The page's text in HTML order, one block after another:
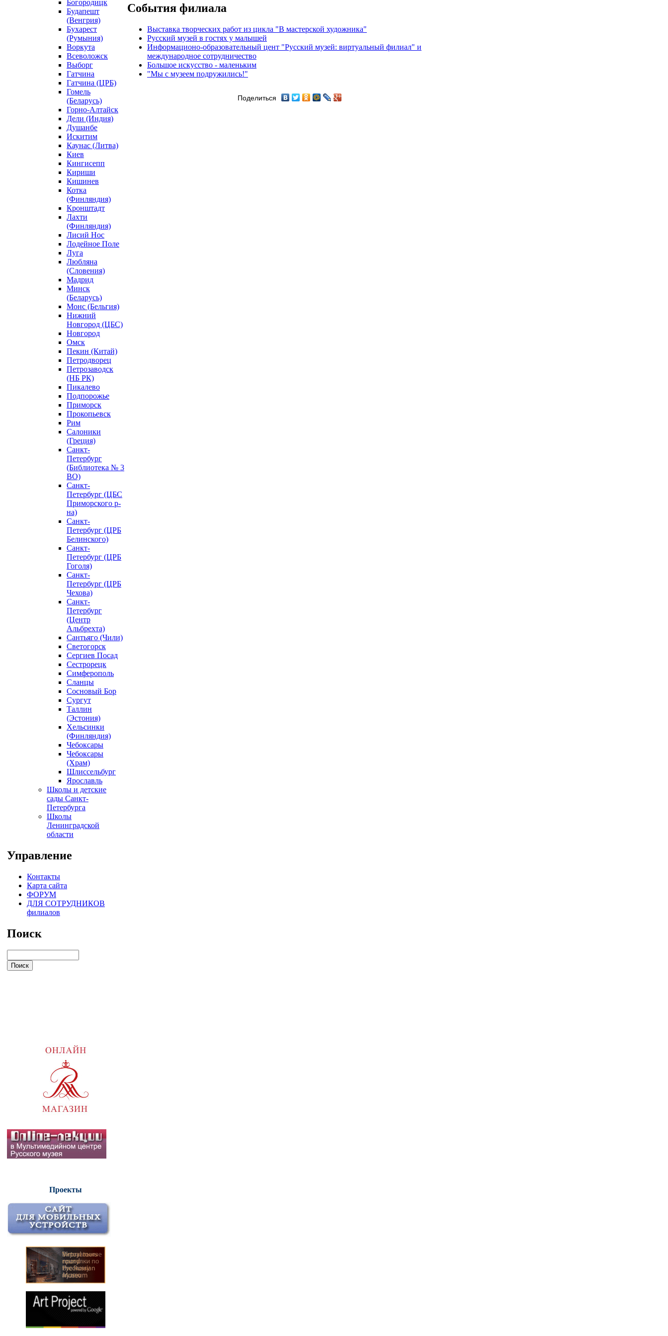
Богородицк
Будапешт
(Венгрия)
Бухарест
(Румыния)
Воркута
Всеволожск
Выборг
Гатчина
Гатчина (ЦРБ)
Гомель
(Беларусь)
Горно-Алтайск
Дели (Индия)
Душанбе
Искитим
Каунас (Литва)
Киев
Кингисепп
Кириши
Кишинев
Котка
(Финляндия)
Кронштадт
Лахти
(Финляндия)
Лисий Нос
Лодейное Поле
Луга
Любляна
(Словения)
Мадрид
Минск
(Беларусь)
Монс (Бельгия)
Нижний
Новгород (ЦБС)
Новгород
Омск
Пекин (Китай)
Петродворец
Петрозаводск
(НБ РК)
Пикалево
Подпорожье
Приморск
Прокопьевск
Рим
Салоники
(Греция)
Санкт-
Петербург
(Библиотека № 3
ВО)
Санкт-
Петербург (ЦБС
Приморского р-
на)
Санкт-
Петербург (ЦРБ
Белинского)
Санкт-
Петербург (ЦРБ
Гоголя)
Санкт-
Петербург (ЦРБ
Чехова)
Санкт-
Петербург
(Центр
Альбрехта)
Сантьяго (Чили)
Светогорск
Сергиев Посад
Сестрорецк
Симферополь
Сланцы
Сосновый Бор
Сургут
Таллин
(Эстония)
Хельсинки
(Финляндия)
Чебоксары
Чебоксары
(Храм)
Шлиссельбург
Ярославль
Школы и детские
сады Санкт-
Петербурга
Школы
Ленинградской
области
Управление
Контакты
Карта сайта
ФОРУМ
ДЛЯ СОТРУДНИКОВ
филиалов
Поиск
Проекты
События филиала
Выставка творческих работ из цикла "В мастерской художника"
Русский музей в гостях у малышей
Информационо-образовательный цент "Русский музей: виртуальный филиал" и
международное сотрудничество
Большое искусство - маленьким
"Мы с музеем подружились!"
Поделиться